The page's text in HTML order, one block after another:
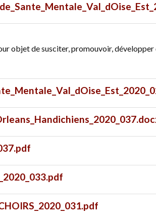
objet de susciter, promouvoir,